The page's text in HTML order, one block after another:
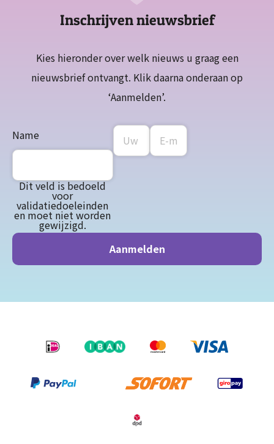
Inschrijven nieuwsbrief
Kies hieronder over welk nieuws u graag een
nieuwsbrief ontvangt. Klik daarna onderaan op
‘Aanmelden’.
Name
Dit veld is bedoeld
voor
validatiedoeleinden
en moet niet worden
gewijzigd.
Aanmelden